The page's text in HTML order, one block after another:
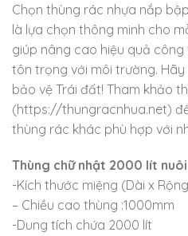
Chọn thùng rác nhựa nắp
là lựa chọn thông minh cho
giúp nâng cao hiệu quả
tôn trọng với môi trường.
bảo vệ Trái đất! Tham khảo
(https://thungracnhua.net)
thùng rác khác phù hợp với
Thùng chữ nhật 2000 lít
-Kích thước miệng (Dài x
– Chiều cao thùng :1000mm
-Dung tích chứa 2000 lít